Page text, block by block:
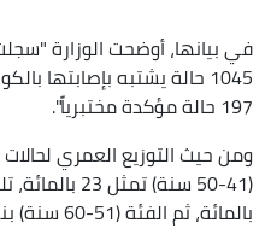
في بيانها، أوضحت الوزارة
1045 حالة يشتبه بإصابتها
197 حالة مؤكدة مختبرياً".
ومن حيث التوزيع العمري لحالات
بالمائة، ثم الفئة (51-60 سنة) بنسبة 12 بالمائة.